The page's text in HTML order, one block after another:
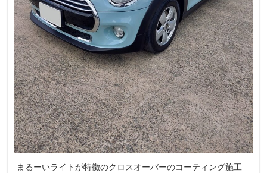
まるーいライトが特徴のクロスオーバーのコーティング施工